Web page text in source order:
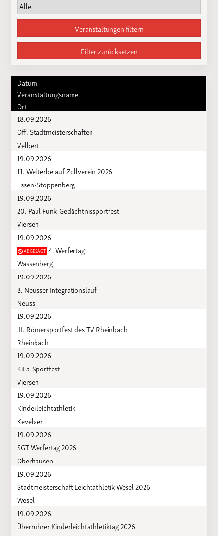
Veranstaltungen filtern
Filter zurücksetzen
Datum
Veranstaltungsname
Ort
18.09.2026
Off. Stadtmeisterschaften
Velbert
19.09.2026
11. Welterbelauf Zollverein 2026
Essen-Stoppenberg
19.09.2026
20. Paul Funk-Gedächtnissportfest
Viersen
19.09.2026
ABGESAGT4. Werfertag
Wassenberg
19.09.2026
8. Neusser Integrationslauf
Neuss
19.09.2026
III. Römersportfest des TV Rheinbach
Rheinbach
19.09.2026
KiLa-Sportfest
Viersen
19.09.2026
Kinderleichtathletik
Kevelaer
19.09.2026
SGT Werfertag 2026
Oberhausen
19.09.2026
Stadtmeisterschaft Leichtathletik Wesel 2026
Wesel
19.09.2026
Überruhrer Kinderleichtathletiktag 2026